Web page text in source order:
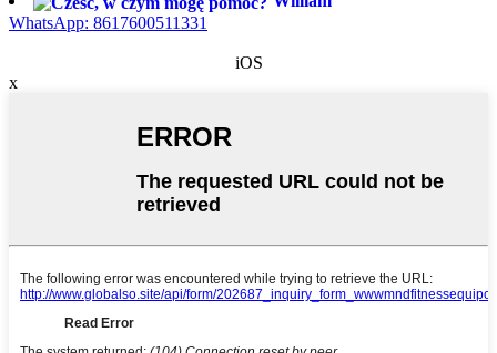
WhatsApp: 8617600511331
iOS
x